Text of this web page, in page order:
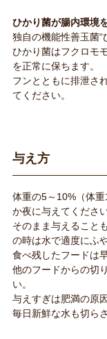
ひかり菌が腸内環境
独自の機能性善玉菌“
ひかり菌はフクロモ
を正常に保ちます。
フンとともに排泄さ
てください。
与え方
体重の5～10%（体
か夜に与えてくださ
そのまま与えること
の時は水で適度にふ
食べ残したフードは
他のフードからの切
い。
与えすぎは肥満の原
毎日新鮮な水も切ら